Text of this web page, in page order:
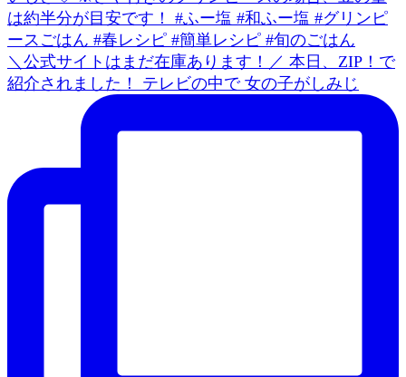
＼公式サイトはまだ在庫あります！／ 本日、ZIP！で
紹介されました！ テレビの中で 女の子がしみじ